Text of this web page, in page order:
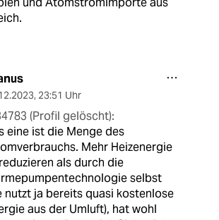
, 23:51 Uhr
(Profil gelöscht):
eine ist die Menge des
Mehr Heizenergie
als durch die
selbst
nutzt ja bereits quasi kostenlose
aus der Umluft), hat wohl